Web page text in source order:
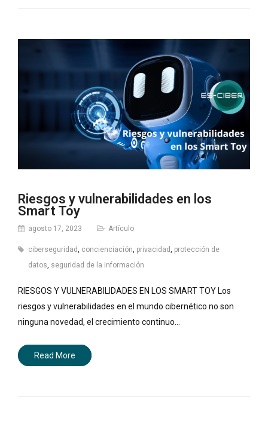
Riesgos y vulnerabilidades en los
Smart Toy
agosto 17, 2023 Artículo
ciberseguridad, concienciación, privacidad, protección de
datos, seguridad de la información
RIESGOS Y VULNERABILIDADES EN LOS SMART TOY Los
riesgos y vulnerabilidades en el mundo cibernético no son
ninguna novedad, el crecimiento continuo…
Read More